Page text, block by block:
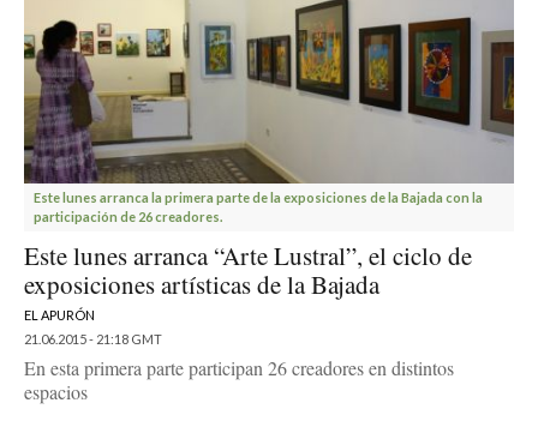
Este lunes arranca la primera parte de la exposiciones de la Bajada con la
participación de 26 creadores.
Este lunes arranca “Arte Lustral”, el ciclo de
exposiciones artísticas de la Bajada
EL APURÓN
21.06.2015 - 21:18 GMT
En esta primera parte participan 26 creadores en distintos
espacios